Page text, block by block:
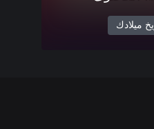
ميلادك